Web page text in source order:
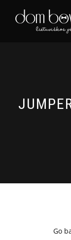
Go